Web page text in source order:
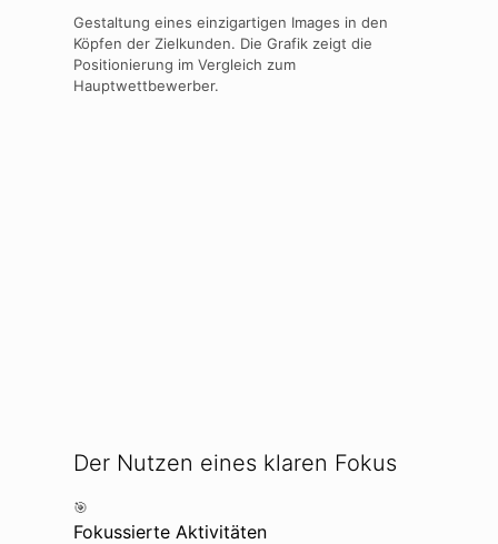
Gestaltung eines einzigartigen Images in den
Köpfen der Zielkunden. Die Grafik zeigt die
Positionierung im Vergleich zum
Hauptwettbewerber.
Der Nutzen eines klaren Fokus
🎯
Fokussierte Aktivitäten